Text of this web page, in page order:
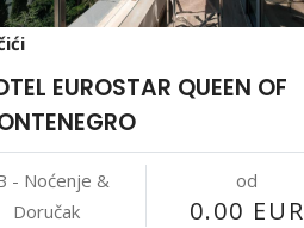
EUROSTAR QUEEN OF
- Noćenje &
Doručak
od
0.00 EUR